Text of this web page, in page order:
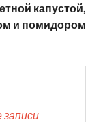
капустой,
и помидором